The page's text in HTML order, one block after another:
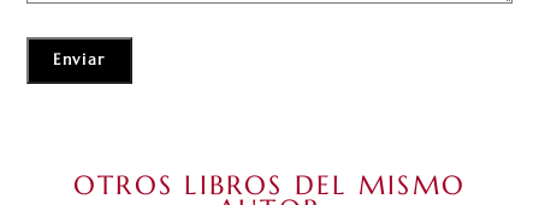
OTROS LIBROS DEL MISMO